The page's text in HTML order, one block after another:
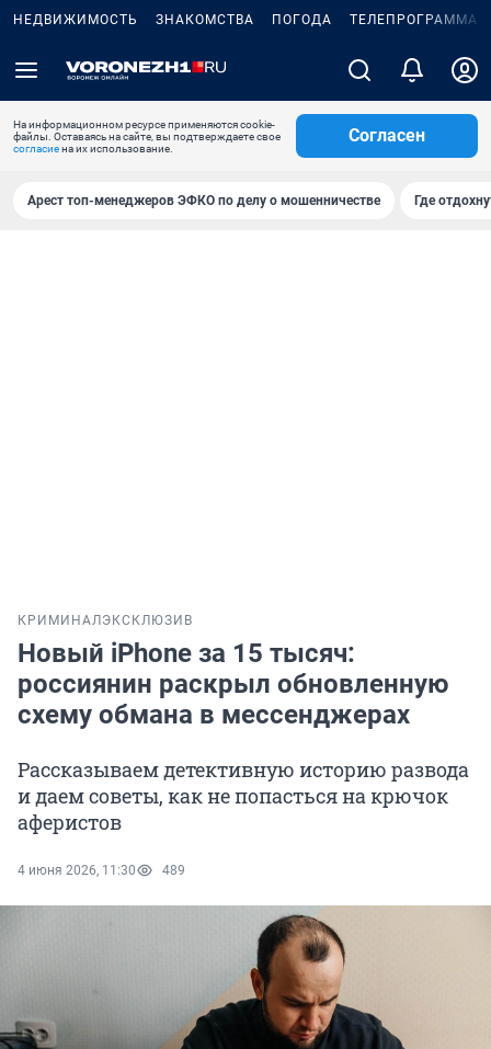
НЕДВИЖИМОСТЬ ЗНАКОМСТВА ПОГОДА ТЕЛЕПРОГРАММА
На информационном ресурсе применяются cookie-
файлы. Оставаясь на сайте, вы подтверждаете свое
согласиена их использование.
Согласен
Арест топ-менеджеров ЭФКО по делу о мошенничестве Где
КРИМИНАЛ ЭКСКЛЮЗИВ
Новый iPhone за 15 тысяч:
россиянин раскрыл обновленную
схему обмана в мессенджерах
Рассказываем детективную историю развода
и даем советы, как не попасться на крючок
аферистов
4 июня 2026, 11:30 489